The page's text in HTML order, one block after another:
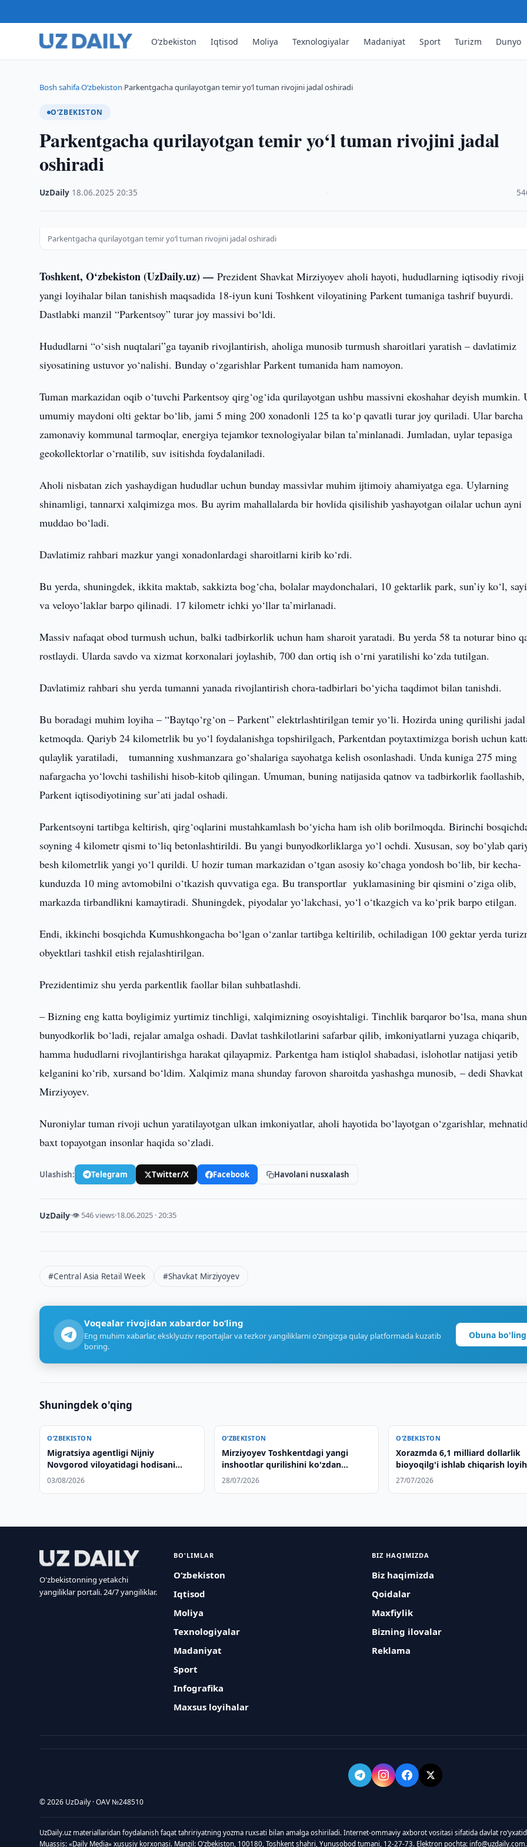
O‘zbekiston Iqtisod Moliya Texnologiyalar Madaniyat Sport Turizm Dunyo
Bosh sahifa›O‘zbekiston›Parkentgacha qurilayotgan temir yo‘l tuman rivojini jadal oshiradi
O‘ZBEKISTON
Parkentgacha qurilayotgan temir yo‘l tuman rivojini jadal
oshiradi
UzDaily 18.06.2025 ·20:35
Parkentgacha qurilayotgan temir yo‘l tuman rivojini jadal oshiradi
Toshkent, O‘zbekiston (UzDaily.uz) —Prezident Shavkat Mirziyoyev aholi hayoti, hududlarning iqtisodiy rivoji
yangi loyihalar bilan tanishish maqsadida 18-iyun kuni Toshkent viloyatining Parkent tumaniga tashrif buyurdi.
Dastlabki manzil “Parkentsoy” turar joy massivi bo‘ldi.
Hududlarni “o‘sish nuqtalari”ga tayanib rivojlantirish, aholiga munosib turmush sharoitlari yaratish – davlatimiz
siyosatining ustuvor yo‘nalishi. Bunday o‘zgarishlar Parkent tumanida ham namoyon.
Tuman markazidan oqib o‘tuvchi Parkentsoy qirg‘og‘ida qurilayotgan ushbu massivni ekoshahar deyish mumkin.
umumiy maydoni olti gektar bo‘lib, jami 5 ming 200 xonadonli 125 ta ko‘p qavatli turar joy quriladi. Ular barcha
zamonaviy kommunal tarmoqlar, energiya tejamkor texnologiyalar bilan ta’minlanadi. Jumladan, uylar tepasiga
geokollektorlar o‘rnatilib, suv isitishda foydalaniladi.
Aholi nisbatan zich yashaydigan hududlar uchun bunday massivlar muhim ijtimoiy ahamiyatga ega. Uylarning
shinamligi, tannarxi xalqimizga mos. Bu ayrim mahallalarda bir hovlida qisilishib yashayotgan oilalar uchun ayni
muddao bo‘ladi.
Davlatimiz rahbari mazkur yangi xonadonlardagi sharoitlarni kirib ko‘rdi.
Bu yerda, shuningdek, ikkita maktab, sakkizta bog‘cha, bolalar maydonchalari, 10 gektarlik park, sun’iy ko‘l,
va veloyo‘laklar barpo qilinadi. 17 kilometr ichki yo‘llar ta’mirlanadi.
Massiv nafaqat obod turmush uchun, balki tadbirkorlik uchun ham sharoit yaratadi. Bu yerda 58 ta noturar bino
rostlaydi. Ularda savdo va xizmat korxonalari joylashib, 700 dan ortiq ish o‘rni yaratilishi ko‘zda tutilgan.
Davlatimiz rahbari shu yerda tumanni yanada rivojlantirish chora-tadbirlari bo‘yicha taqdimot bilan tanishdi.
Bu boradagi muhim loyiha – “Baytqo‘rg‘on – Parkent” elektrlashtirilgan temir yo‘li. Hozirda uning qurilishi jadal
ketmoqda. Qariyb 24 kilometrlik bu yo‘l foydalanishga topshirilgach, Parkentdan poytaxtimizga borish uchun
qulaylik yaratiladi, tumanning xushmanzara go‘shalariga sayohatga kelish osonlashadi. Unda kuniga 275 ming
nafargacha yo‘lovchi tashilishi hisob-kitob qilingan. Umuman, buning natijasida qatnov va tadbirkorlik faollashib,
Parkent iqtisodiyotining sur’ati jadal oshadi.
Parkentsoyni tartibga keltirish, qirg‘oqlarini mustahkamlash bo‘yicha ham ish olib borilmoqda. Birinchi
soyning 4 kilometr qismi to‘liq betonlashtirildi. Bu yangi bunyodkorliklarga yo‘l ochdi. Xususan, soy bo‘ylab
besh kilometrlik yangi yo‘l qurildi. U hozir tuman markazidan o‘tgan asosiy ko‘chaga yondosh bo‘lib, bir kecha-
kunduzda 10 ming avtomobilni o‘tkazish quvvatiga ega. Bu transportlar yuklamasining bir qismini o‘ziga olib,
markazda tirbandlikni kamaytiradi. Shuningdek, piyodalar yo‘lakchasi, yo‘l o‘tkazgich va ko‘prik barpo etilgan.
Endi, ikkinchi bosqichda Kumushkongacha bo‘lgan o‘zanlar tartibga keltirilib, ochiladigan 100 gektar yerda
obyektlari tashkil etish rejalashtirilgan.
Prezidentimiz shu yerda parkentlik faollar bilan suhbatlashdi.
– Bizning eng katta boyligimiz yurtimiz tinchligi, xalqimizning osoyishtaligi. Tinchlik barqaror bo‘lsa, mana
bunyodkorlik bo‘ladi, rejalar amalga oshadi. Davlat tashkilotlarini safarbar qilib, imkoniyatlarni yuzaga chiqarib,
hamma hududlarni rivojlantirishga harakat qilayapmiz. Parkentga ham istiqlol shabadasi, islohotlar natijasi yetib
kelganini ko‘rib, xursand bo‘ldim. Xalqimiz mana shunday farovon sharoitda yashashga munosib, – dedi Shavkat
Mirziyoyev.
Nuroniylar tuman rivoji uchun yaratilayotgan ulkan imkoniyatlar, aholi hayotida bo‘layotgan o‘zgarishlar,
baxt topayotgan insonlar haqida so‘zladi.
Ulashish: Telegram Twitter/X Facebook Havolani nusxalash
UzDaily·👁 546 views·18.06.2025 · 20:35
#Central Asia Retail Week #Shavkat Mirziyoyev
Voqealar rivojidan xabardor bo‘ling
Eng muhim xabarlar, eksklyuziv reportajlar va tezkor yangiliklarni o‘zingizga qulay platformada kuzatib
boring.
Obuna bo'ling
Shuningdek o'qing
O‘ZBEKISTON
Migratsiya agentligi Nijniy
Novgorod viloyatidagi hodisani
nazoratga oldi
03/08/2026
O‘ZBEKISTON
Mirziyoyev Toshkentdagi yangi
inshootlar qurilishini ko'zdan
kechirdi
28/07/2026
O‘ZBEKISTON
Xorazmda 6,1 milliard dollarlik
bioyoqilg'i ishlab chiqarish
amalga oshirilmoqda
27/07/2026
O'zbekistonning yetakchi
yangiliklar portali. 24/7 yangiliklar.
BO'LIMLAR
O‘zbekiston
Iqtisod
Moliya
Texnologiyalar
Madaniyat
Sport
Infografika
Maxsus loyihalar
BIZ HAQIMIZDA
Biz haqimizda
Qoidalar
Maxfiylik
Bizning ilovalar
Reklama
© 2026 UzDaily · OAV №248510
UzDaily.uz materiallaridan foydalanish faqat tahririyatning yozma ruxsati bilan amalga oshiriladi. Internet-ommaviy axborot vositasi sifatida davlat
Muassis: «Daily Media» xususiy korxonasi. Manzil: Oʻzbekiston, 100180, Toshkent shahri, Yunusobod tumani, 12-27-73. Elektron pochta: